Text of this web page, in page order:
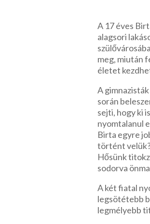
A 17 éves
alagsori
meg, miután
életet
A
során
sejti, hogy ki
nyomtalanul
Birta egyre
történt
Hősünk
sodorva
A két fiatal
legsötétebb
legmélyebb